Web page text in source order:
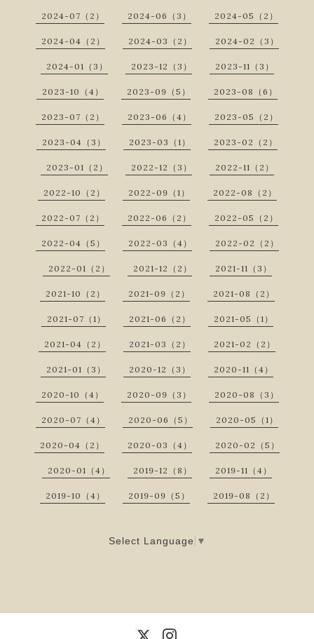
2024-07（2） 2024-06（3） 2024-05（2）
2024-04（2） 2024-03（2） 2024-02（3）
2024-01（3） 2023-12（3） 2023-11（3）
2023-10（4） 2023-09（5） 2023-08（6）
2023-07（2） 2023-06（4） 2023-05（2）
2023-04（3） 2023-03（1） 2023-02（2）
2023-01（2） 2022-12（3） 2022-11（2）
2022-10（2） 2022-09（1） 2022-08（2）
2022-07（2） 2022-06（2） 2022-05（2）
2022-04（5） 2022-03（4） 2022-02（2）
2022-01（2） 2021-12（2） 2021-11（3）
2021-10（2） 2021-09（2） 2021-08（2）
2021-07（1） 2021-06（2） 2021-05（1）
2021-04（2） 2021-03（2） 2021-02（2）
2021-01（3） 2020-12（3） 2020-11（4）
2020-10（4） 2020-09（3） 2020-08（3）
2020-07（4） 2020-06（5） 2020-05（1）
2020-04（2） 2020-03（4） 2020-02（5）
2020-01（4） 2019-12（8） 2019-11（4）
2019-10（4） 2019-09（5） 2019-08（2）
Select Language ▼